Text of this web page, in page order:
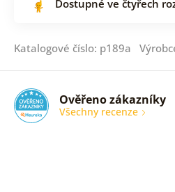
Dostupné ve čtyřech
Katalogové číslo: p189a
Ověřeno zákazníky
Všechny recenze